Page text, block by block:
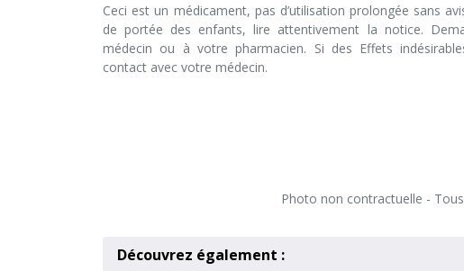
Ceci est un médicament, pas d’utilisation prolongée sans
de portée des enfants, lire attentivement la notice.
médecin ou à votre pharmacien. Si des Effets
contact avec votre médecin.
Photo non contractuelle -
Découvrez également :